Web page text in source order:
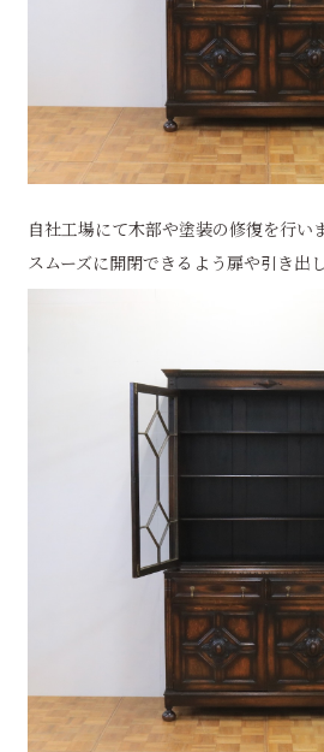
自社工場にて木部や塗装の修復を行い
スムーズに開閉できるよう扉や引き出